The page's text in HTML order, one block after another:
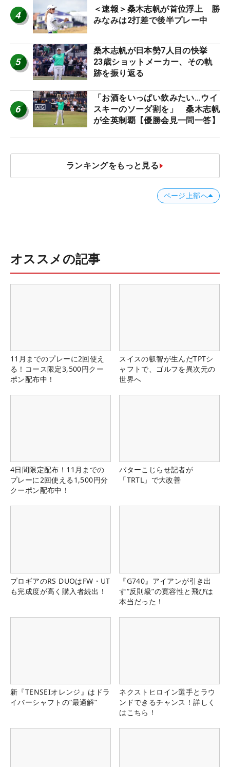
4
＜速報＞桑木志帆が首位浮上 勝
みなみは2打差で後半プレー中
5
桑木志帆が日本勢7人目の快挙
23歳ショットメーカー、その軌
跡を振り返る
6
「お酒をいっぱい飲みたい…ウイ
スキーのソーダ割を」 桑木志帆
が全英制覇【優勝会見一問一答】
ランキングをもっと見る
ページ上部へ
オススメの記事
11月までのプレーに2回使え
る！コース限定3,500円クー
ポン配布中！
スイスの叡智が生んだTPTシ
ャフトで、ゴルフを異次元の
世界へ
4日間限定配布！11月までの
プレーに2回使える1,500円分
クーポン配布中！
パターこじらせ記者が
「TRTL」で大改善
プロギアのRS DUOはFW・UT
も完成度が高く購入者続出！
『G740』アイアンが引き出
す“反則級”の寛容性と飛びは
本当だった！
新『TENSEIオレンジ』はドラ
イバーシャフトの“最適解”
ネクストヒロイン選手とラウ
ンドできるチャンス！詳しく
はこちら！